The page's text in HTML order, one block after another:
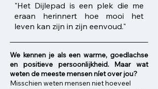
"Het Dijlepad is een plek die me
eraan herinnert hoe mooi het
leven kan zijn in zijn eenvoud."
We kennen je als een warme, goedlachse
en positieve persoonlijkheid. Maar wat
weten de meeste mensen níet over jou?​​
Misschien weten mensen niet hoeveel